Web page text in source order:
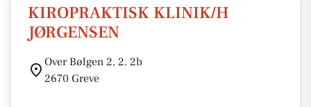
KIROPRAKTISK KLINIK/H
JØRGENSEN
Over Bølgen 2, 2. 2b
2670 Greve